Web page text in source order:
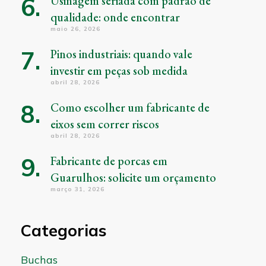
qualidade: onde encontrar
maio 26, 2026
Pinos industriais: quando vale
investir em peças sob medida
abril 28, 2026
Como escolher um fabricante de
eixos sem correr riscos
abril 28, 2026
Fabricante de porcas em
Guarulhos: solicite um orçamento
março 31, 2026
Categorias
Buchas